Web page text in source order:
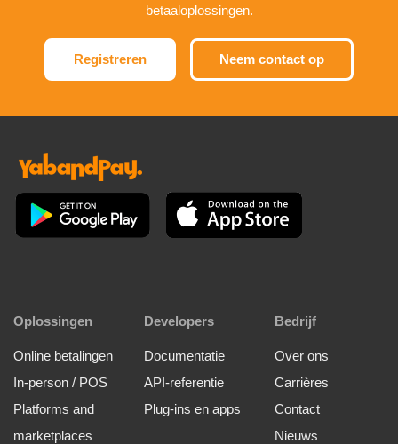
betaaloplossingen.
Registreren Neem contact op
Oplossingen
Online betalingen
In-person / POS
Platforms and
marketplaces
Developers
Documentatie
API-referentie
Plug-ins en apps
Bedrijf
Over ons
Carrières
Contact
Nieuws